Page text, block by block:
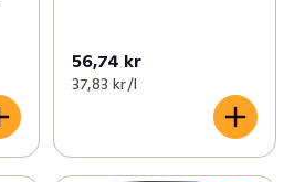
56,74 kr
37,83 kr /l